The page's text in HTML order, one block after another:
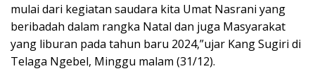
mulai dari kegiatan saudara kita Umat Nasrani yang
beribadah dalam rangka Natal dan juga Masyarakat
yang liburan pada tahun baru 2024,”ujar Kang Sugiri di
Telaga Ngebel, Minggu malam (31/12).